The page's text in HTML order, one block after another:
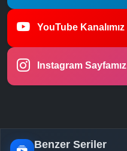
-Bölüm No: 24
YouTube Kanalımız
Instagram Sayfamız
Benzer Seriler